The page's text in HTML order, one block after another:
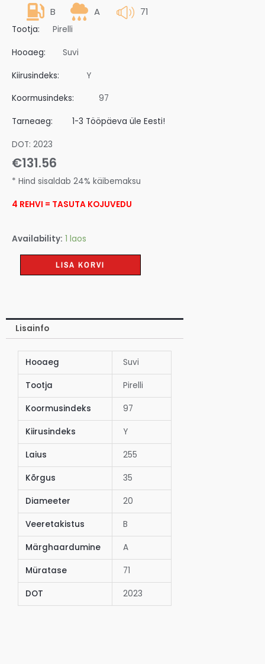
B A 71
Tootja: Pirelli
Hooaeg: Suvi
Kiirusindeks: Y
Koormusindeks: 97
Tarneaeg: 1-3 Tööpäeva üle Eesti!
DOT: 2023
€131.56
* Hind sisaldab 24% käibemaksu
4 REHVI = TASUTA KOJUVEDU
Availability: 1 laos
LISA KORVI
Lisainfo
Hooaeg Suvi
Tootja Pirelli
Koormusindeks 97
Kiirusindeks Y
Laius 255
Kõrgus 35
Diameeter 20
Veeretakistus B
Märghaardumine A
Müratase 71
DOT 2023